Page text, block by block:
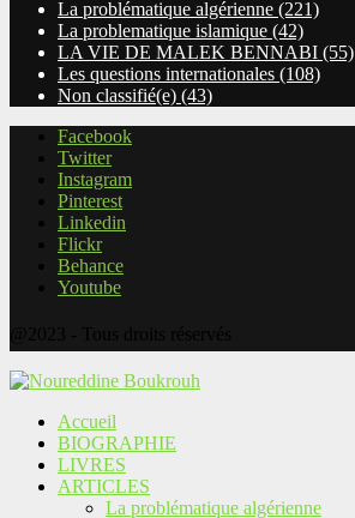
La problématique algérienne (221)
La problematique islamique (42)
LA VIE DE MALEK BENNABI (55)
Les questions internationales (108)
Non classifié(e) (43)
Facebook
Twitter
Instagram
Pinterest
Linkedin
Flickr
Behance
Youtube
Accueil
BIOGRAPHIE
LIVRES
ARTICLES
La problématique algérienne